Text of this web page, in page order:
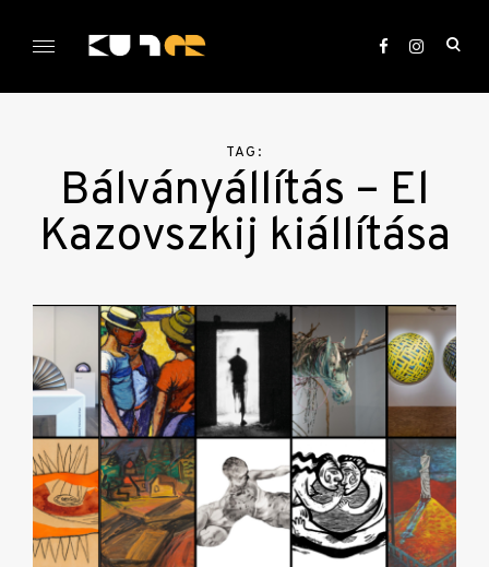
KULTer.hu
TAG:
Bálványállítás – El
Kazovszkij kiállítása